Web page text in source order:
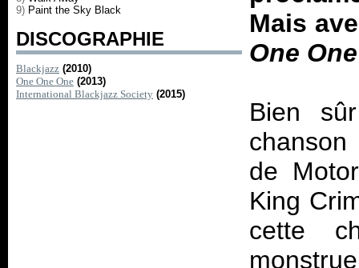
9) Paint the Sky Black
DISCOGRAPHIE
Blackjazz (2010)
One One One (2013)
International Blackjazz Society (2015)
Mais
One One
Bien
chanson
de
King
cette